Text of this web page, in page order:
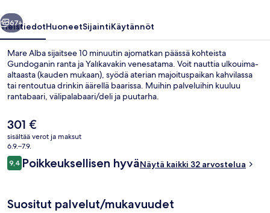
Seuraava
67+
YleistiedotHuoneetSijaintiKäytännöt
Mare Alba sijaitsee 10 minuutin ajomatkan päässä kohteista
Gundoganin ranta ja Yalıkavakin venesatama. Voit nauttia ulkouima-
altaasta (kauden mukaan), syödä aterian majoituspaikan kahvilassa
tai rentoutua drinkin äärellä baarissa. Muihin palveluihin kuuluu
rantabaari, välipalabaari/deli ja puutarha.
Nykyinen
hinta
on
301 €
301 €
sisältää verot ja maksut
6.9.–7.9.
Arvostelut
9,49,4 kautta 10.
Poikkeuksellisen hyväNäytä kaikki 32 arvostelua
Suositut palvelut/mukavuudet